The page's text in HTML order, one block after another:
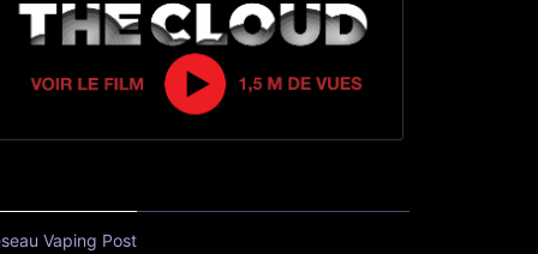
Vaping Post